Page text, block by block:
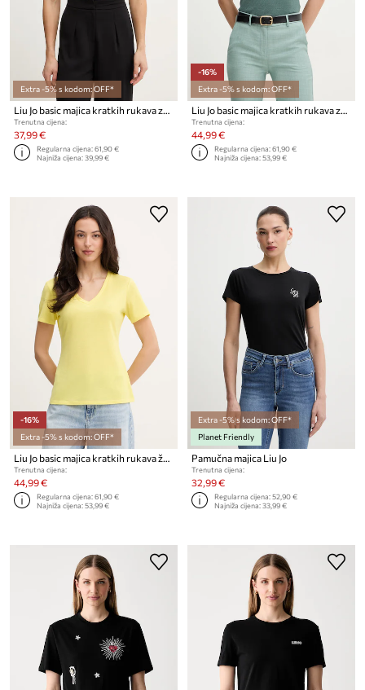
Extra -5% s kodom: OFF*
Trenutna cijena:
37,99 €
Regularna cijena:61,90 €
Najniža cijena:39,99 €
-16%
Extra -5% s kodom: OFF*
Trenutna cijena:
44,99 €
Regularna cijena:61,90 €
Najniža cijena:53,99 €
-16%
Extra -5% s kodom: OFF*
Liu Jo basic majica kratkih rukava ženska
Trenutna cijena:
44,99 €
Regularna cijena:61,90 €
Najniža cijena:53,99 €
Extra -5% s kodom: OFF*
Planet Friendly
Pamučna majica Liu Jo
Trenutna cijena:
32,99 €
Regularna cijena:52,90 €
Najniža cijena:33,99 €